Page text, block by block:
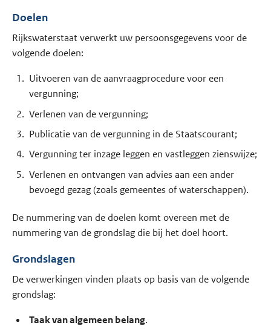
Doelen
Rijkswaterstaat verwerkt uw persoonsgegevens voor de
volgende doelen:
Uitvoeren van de aanvraagprocedure voor een
vergunning;
Verlenen van de vergunning;
Publicatie van de vergunning in de Staatscourant;
Vergunning ter inzage leggen en vastleggen zienswijze;
Verlenen en ontvangen van advies aan een ander
bevoegd gezag (zoals gemeentes of waterschappen).
De nummering van de doelen komt overeen met de
nummering van de grondslag die bij het doel hoort.
Grondslagen
De verwerkingen vinden plaats op basis van de volgende
grondslag:
Taak van algemeen belang.